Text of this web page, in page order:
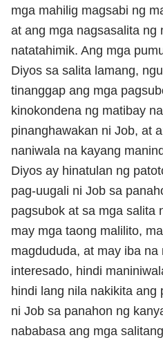
mga mahilig magsabi ng
at ang mga nagsasalita ng
natatahimik. Ang mga
Diyos sa salita lamang,
tinanggap ang mga
kinokondena ng matibay
pinanghawakan ni Job, at
naniwala na kayang
Diyos ay hinatulan ng
pag-uugali ni Job sa
pagsubok at sa mga salita
may mga taong malilito,
magdududa, at may iba
interesado, hindi
hindi lang nila nakikita ang
ni Job sa panahon ng
nababasa ang mga